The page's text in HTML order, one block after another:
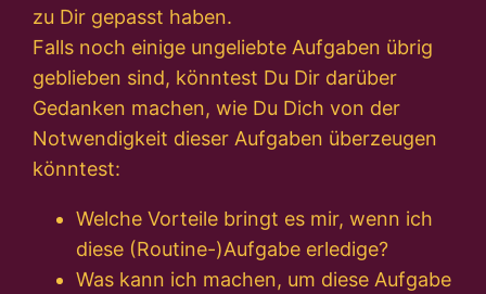
zu Dir gepasst haben.
Falls noch einige ungeliebte Aufgaben übrig
geblieben sind, könntest Du Dir darüber
Gedanken machen, wie Du Dich von der
Notwendigkeit dieser Aufgaben überzeugen
könntest:
Welche Vorteile bringt es mir, wenn ich
diese (Routine-)Aufgabe erledige?
Was kann ich machen, um diese Aufgabe